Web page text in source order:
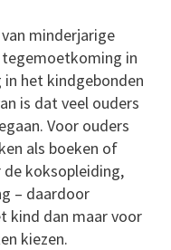
minderjarige
in
in het kindgebonden
is dat veel ouders
Voor ouders
als boeken of
koksopleiding,
– daardoor
kind dan maar voor
kiezen.